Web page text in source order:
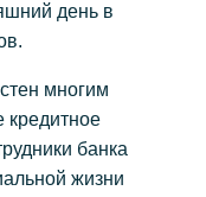
день в
многим
кредитное
банка
жизни